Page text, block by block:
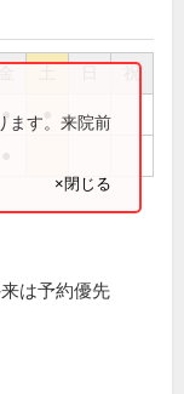
祝
●ます。来院前
×閉じる
は予約優先